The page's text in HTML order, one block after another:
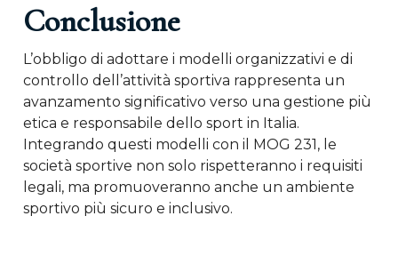
Conclusione
L’obbligo di adottare i modelli organizzativi e di
controllo dell’attività sportiva rappresenta un
avanzamento significativo verso una gestione più
etica e responsabile dello sport in Italia.
Integrando questi modelli con il MOG 231, le
società sportive non solo rispetteranno i requisiti
legali, ma promuoveranno anche un ambiente
sportivo più sicuro e inclusivo.